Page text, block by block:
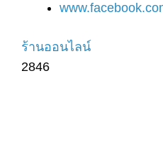
ร้านออนไลน์
2846